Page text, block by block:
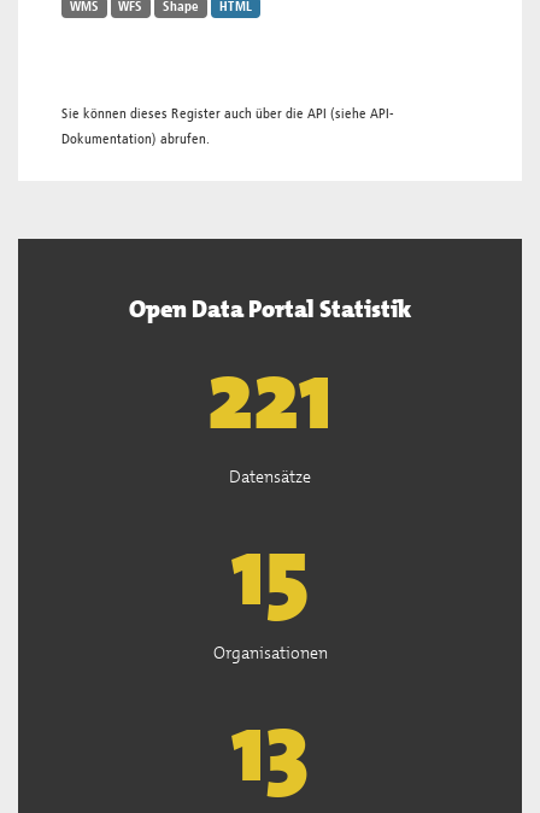
WMS WFS Shape HTML
Sie können dieses Register auch über die API (siehe API-
Dokumentation) abrufen.
Open Data Portal Statistik
222
Datensätze
15
Organisationen
13